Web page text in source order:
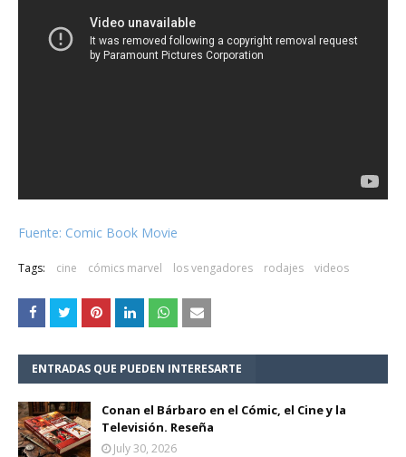
Fuente: Comic Book Movie
Tags: cine cómics marvel los vengadores rodajes videos
ENTRADAS QUE PUEDEN INTERESARTE
Conan el Bárbaro en el Cómic, el Cine y la
Televisión. Reseña
July 30, 2026